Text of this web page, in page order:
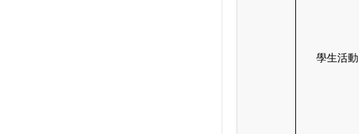
學生活動